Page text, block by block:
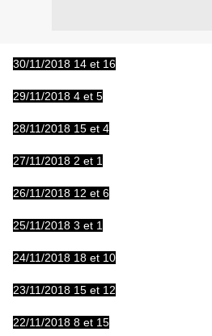
30/11/2018 14 et 16
29/11/2018 4 et 5
28/11/2018 15 et 4
27/11/2018 2 et 1
26/11/2018 12 et 6
25/11/2018 3 et 1
24/11/2018 18 et 10
23/11/2018 15 et 12
22/11/2018 8 et 15